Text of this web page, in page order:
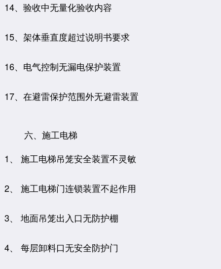
14、验收中无量化验收内容
15、架体垂直度超过说明书要求
16、电气控制无漏电保护装置
17、在避雷保护范围外无避雷装置
六、施工电梯
1、 施工电梯吊笼安全装置不灵敏
2、 施工电梯门连锁装置不起作用
3、 地面吊笼出入口无防护棚
4、 每层卸料口无安全防护门